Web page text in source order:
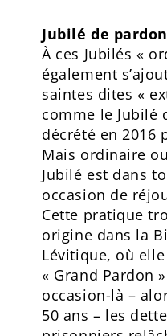
Jubilé de pardon
À ces Jubilés «
également
saintes dites «
comme le Jubilé
décrété en 2016
Mais ordinaire
Jubilé est dans
occasion de
Cette pratique
origine dans la
Lévitique, où
« Grand Pardon
occasion-là –
50 ans – les